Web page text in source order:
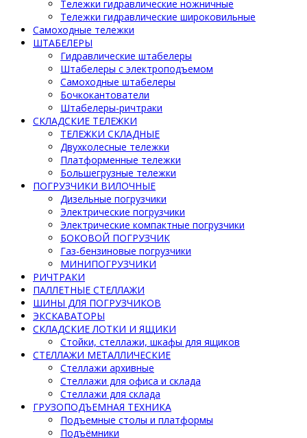
Тележки гидравлические ножничные
Тележки гидравлические широковильные
Самоходные тележки
ШТАБЕЛЕРЫ
Гидравлические штабелеры
Штабелеры с электроподъемом
Самоходные штабелеры
Бочкокантователи
Штабелеры-ричтраки
СКЛАДСКИЕ ТЕЛЕЖКИ
ТЕЛЕЖКИ СКЛАДНЫЕ
Двухколесные тележки
Платформенные тележки
Большегрузные тележки
ПОГРУЗЧИКИ ВИЛОЧНЫЕ
Дизельные погрузчики
Электрические погрузчики
Электрические компактные погрузчики
БОКОВОЙ ПОГРУЗЧИК
Газ-бензиновые погрузчики
МИНИПОГРУЗЧИКИ
РИЧТРАКИ
ПАЛЛЕТНЫЕ СТЕЛЛАЖИ
ШИНЫ ДЛЯ ПОГРУЗЧИКОВ
ЭКСКАВАТОРЫ
СКЛАДСКИЕ ЛОТКИ И ЯЩИКИ
Стойки, стеллажи, шкафы для ящиков
СТЕЛЛАЖИ МЕТАЛЛИЧЕСКИЕ
Стеллажи архивные
Стеллажи для офиса и склада
Стеллажи для склада
ГРУЗОПОДЪЕМНАЯ ТЕХНИКА
Подъемные столы и платформы
Подъёмники